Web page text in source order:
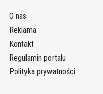
O nas
Reklama
Kontakt
Regulamin portalu
Polityka prywatności